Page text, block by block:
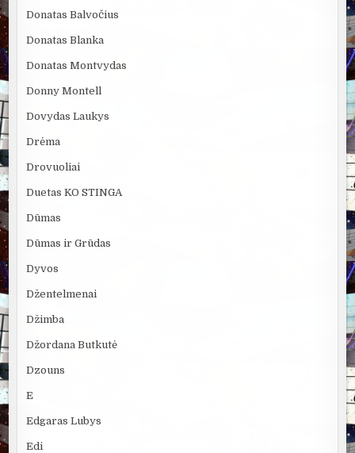
Donatas Balvočius
Donatas Blanka
Donatas Montvydas
Donny Montell
Dovydas Laukys
Drėma
Drovuoliai
Duetas KO STINGA
Dūmas
Dūmas ir Grūdas
Dyvos
Džentelmenai
Džimba
Džordana Butkutė
Dzouns
E
Edgaras Lubys
Edi